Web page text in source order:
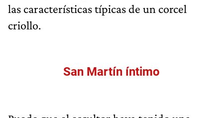
las características típicas de un corcel
criollo.
San Martín íntimo